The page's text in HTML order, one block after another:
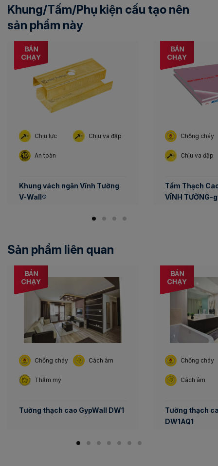
Khung/Tấm/Phụ kiện cấu tạo nên
sản phẩm này
Chịu lực Chịu va đập
An toàn
Khung vách ngăn Vĩnh Tường
V-Wall®
Chống cháy
Chịu va đập
Tấm Thạch
VĨNH TƯỜNG-
Sản phẩm liên quan
Chống cháy Cách âm
Thẩm mỹ
Tường thạch cao GypWall DW1
Chống cháy
Cách âm
Tường thạch
DW1AQ1